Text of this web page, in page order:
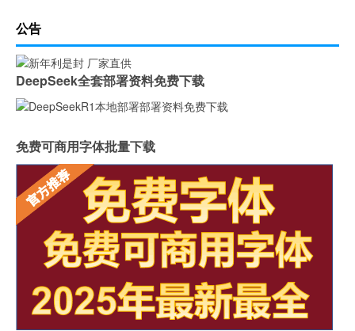
公告
DeepSeek全套部署资料免费下载
免费可商用字体批量下载